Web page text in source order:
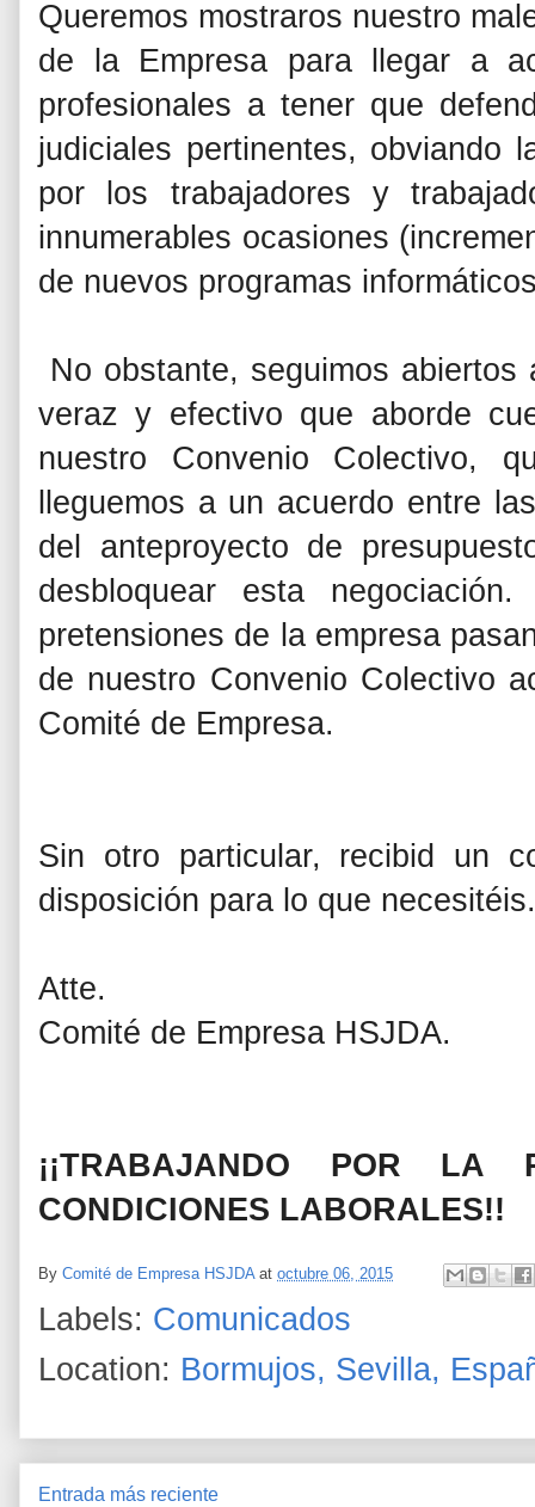
Queremos mostraros nuestro
de la Empresa para llegar a
profesionales a tener que
judiciales pertinentes, obviando
por los trabajadores y
innumerables ocasiones
de nuevos programas
No obstante, seguimos
veraz y efectivo que aborde
nuestro Convenio Colectivo,
lleguemos a un acuerdo entre
del anteproyecto de
desbloquear esta
pretensiones de la empresa
de nuestro Convenio Colectivo
Comité de Empresa.
Sin otro particular, recibid un
disposición para lo que necesitéis.
Atte.
Comité de Empresa HSJDA.
¡¡TRABAJANDO POR LA
CONDICIONES LABORALES!!
By Comité de Empresa HSJDA at octubre 06, 2015
Labels: Comunicados
Location: Bormujos, Sevilla,
Entrada más reciente